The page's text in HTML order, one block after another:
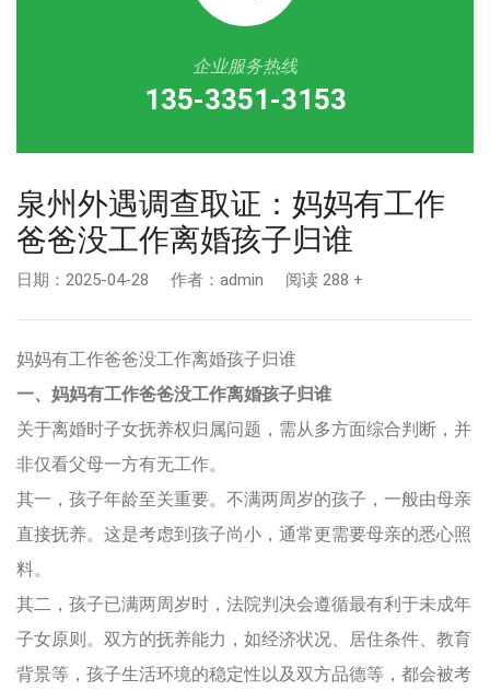
企业服务热线
135-3351-3153
泉州外遇调查取证：妈妈有工作
爸爸没工作离婚孩子归谁
日期：2025-04-28 作者：admin 阅读 288 +
妈妈有工作爸爸没工作离婚孩子归谁
一、妈妈有工作爸爸没工作离婚孩子归谁
关于离婚时子女抚养权归属问题，需从多方面综合判断，并
非仅看父母一方有无工作。
其一，孩子年龄至关重要。不满两周岁的孩子，一般由母亲
直接抚养。这是考虑到孩子尚小，通常更需要母亲的悉心照
料。
其二，孩子已满两周岁时，法院判决会遵循最有利于未成年
子女原则。双方的抚养能力，如经济状况、居住条件、教育
背景等，孩子生活环境的稳定性以及双方品德等，都会被考